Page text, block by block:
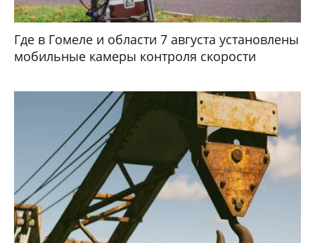
Где в Гомеле и области 7 августа установлены
мобильные камеры контроля скорости